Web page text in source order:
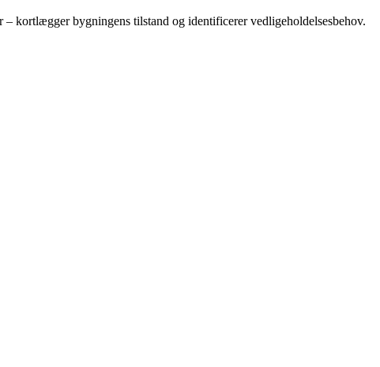
kortlægger bygningens tilstand og identificerer vedligeholdelsesbehov.